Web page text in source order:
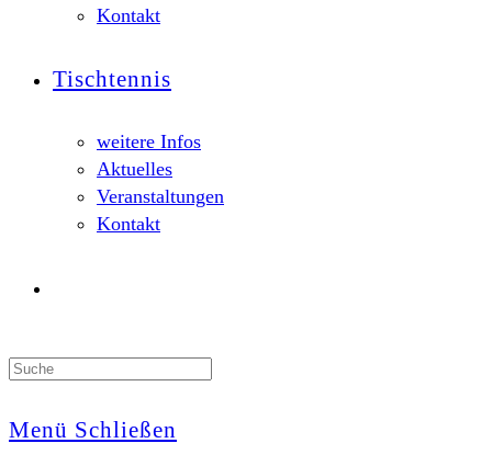
Kontakt
Tischtennis
weitere Infos
Aktuelles
Veranstaltungen
Kontakt
Search
Menü Schließen